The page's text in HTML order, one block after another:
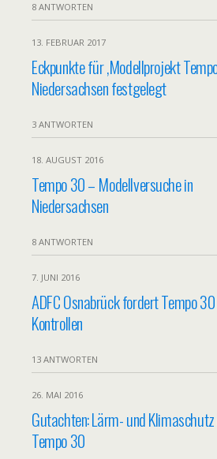
8 ANTWORTEN
13. FEBRUAR 2017
Eckpunkte für ‚Modellprojekt
Niedersachsen festgelegt
3 ANTWORTEN
18. AUGUST 2016
Tempo 30 – Modellversuche in
Niedersachsen
8 ANTWORTEN
7. JUNI 2016
ADFC Osnabrück fordert Tempo
Kontrollen
13 ANTWORTEN
26. MAI 2016
Gutachten: Lärm- und
Tempo 30